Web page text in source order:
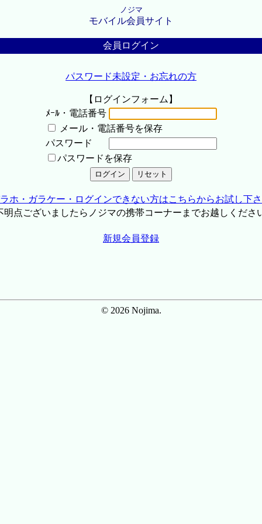
ノジマ
モバイル会員サイト
会員ログイン
パスワード未設定・お忘れの方
【ログインフォーム】
ﾒｰﾙ・電話番号
メール・電話番号を保存
パスワード
パスワードを保存
ホ・ガラケー・ログインできない方はこちらからお試し下
点ございましたらノジマの携帯コーナーまでお越しくださ
新規会員登録
© 2026 Nojima.